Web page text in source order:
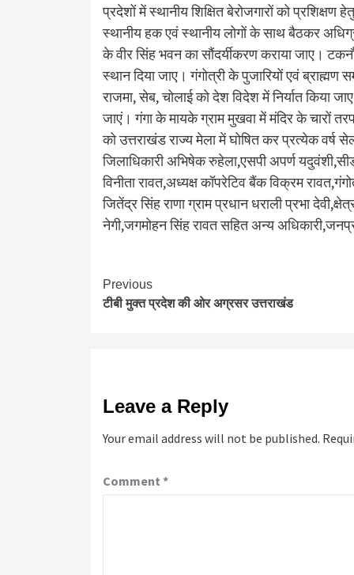
प्रदेशों में स्थानीय शिक्षित बेरोजगारों को
स्थानीय हक एवं स्थानीय लोगों के साथ बैठकर
के वीर सिंह भवन का सौंदर्यीकरण कराया जाए।
स्थान दिया जाए। गंगोत्री के पुजारियों एवं
राजमा, सेब, चोलाई को देश विदेश में निर्यात किया
जाएं। गंगा के मायके ग्राम मुखवा में मंदिर के चारों
को उत्तराखंड राज्य मेला में घोषित कर प्रत्येक
जिलाधिकारी अभिषेक रुहेला,एसपी अपर्ण
विनीता रावत,अध्यक्ष कॉपरेटिव बैंक विक्रम
जितेंद्र सिंह राणा ग्राम प्रधान धराली प्रभा
नेगी,जगमोहन सिंह रावत सहित अन्य
Continue
Reading
Previous
टीबी मुक्त प्रदेश की ओर अग्रसर उत्तराखंड
Leave a Reply
Your email address will not be published.
Comment *